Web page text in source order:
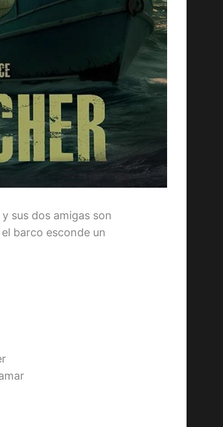
sus dos amigas son
barco esconde un
AMOS DEL UNIVERSO [2026] (Masters
of the Universe) [HD 720p,
Latino/Inglés]